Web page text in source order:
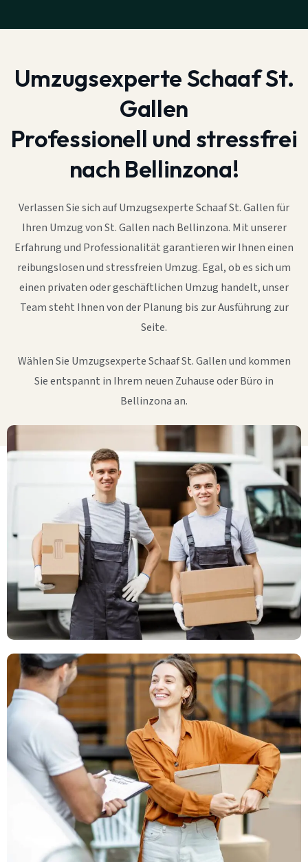
Umzugsexperte Schaaf St.
Gallen
Professionell und stressfrei
nach Bellinzona!
Verlassen Sie sich auf Umzugsexperte Schaaf St. Gallen für
Ihren Umzug von St. Gallen nach Bellinzona. Mit unserer
Erfahrung und Professionalität garantieren wir Ihnen einen
reibungslosen und stressfreien Umzug. Egal, ob es sich um
einen privaten oder geschäftlichen Umzug handelt, unser
Team steht Ihnen von der Planung bis zur Ausführung zur
Seite.
Wählen Sie Umzugsexperte Schaaf St. Gallen und kommen
Sie entspannt in Ihrem neuen Zuhause oder Büro in
Bellinzona an.